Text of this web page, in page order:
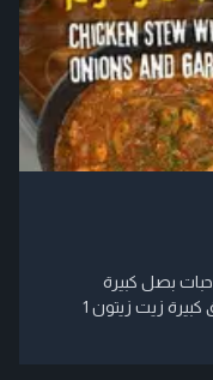
المقادير: 1 كيلو دجاج ربع كوب لبن طيبه 4 حبات بصل كبيرة
شرائح رفيعة 8 حبات ثوم مفرومة 3 ملاعق كبيرة زيت زيتون 1